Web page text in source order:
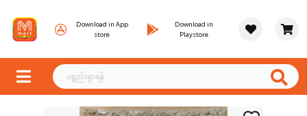
Download in App
store
Download in
Playstore